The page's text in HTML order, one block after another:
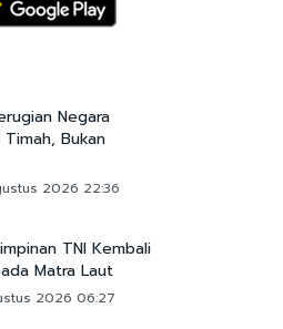
Negara
Timah, Bukan
2026 22:36
TNI Kembali
Matra Laut
2026 06:27